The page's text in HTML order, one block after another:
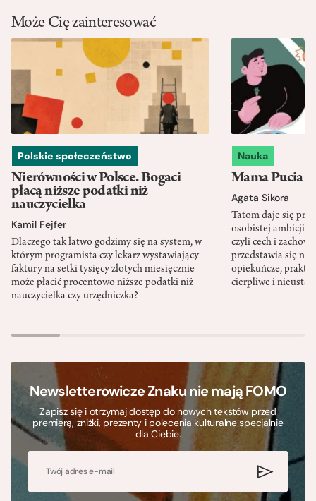
Może Cię zainteresować
Polskie społeczeństwo
Nierówności w Polsce. Bogaci
płacą niższe podatki niż
nauczycielka
Kamil Fejfer
Dlaczego tak łatwo godzimy się na system, w
którym programista czy lekarz wystawiający
faktury na setki tysięcy złotych miesięcznie
może płacić procentowo niższe podatki niż
nauczycielka czy urzędniczka?
Nauka
Mama Pucia
Agata Sikora
Tatom daje się
osobistej ambicji,
czyli cech i
przedstawia się
opiekuńcze,
cierpliwe i
Newsletterowicze Znaku nie mają FOMO
Zapisz się i otrzymaj dostęp do nowych tekstów przed
premierą, zniżki, prezenty i polecenia kulturalne specjalnie
dla Ciebie.